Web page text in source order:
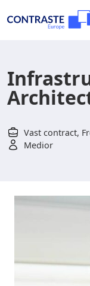
Vast contract,
Medior